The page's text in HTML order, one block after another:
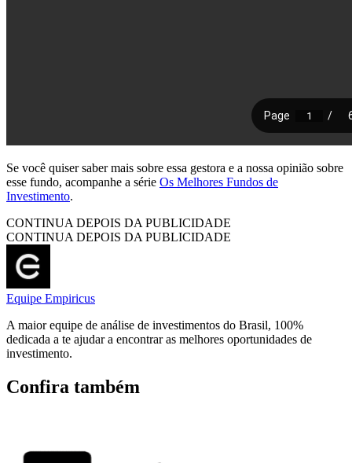
Se você quiser saber mais sobre essa gestora e a nossa opinião sobre
esse fundo, acompanhe a série Os Melhores Fundos de
Investimento.
CONTINUA DEPOIS DA PUBLICIDADE
CONTINUA DEPOIS DA PUBLICIDADE
Equipe Empiricus
A maior equipe de análise de investimentos do Brasil, 100%
dedicada a te ajudar a encontrar as melhores oportunidades de
investimento.
Confira também